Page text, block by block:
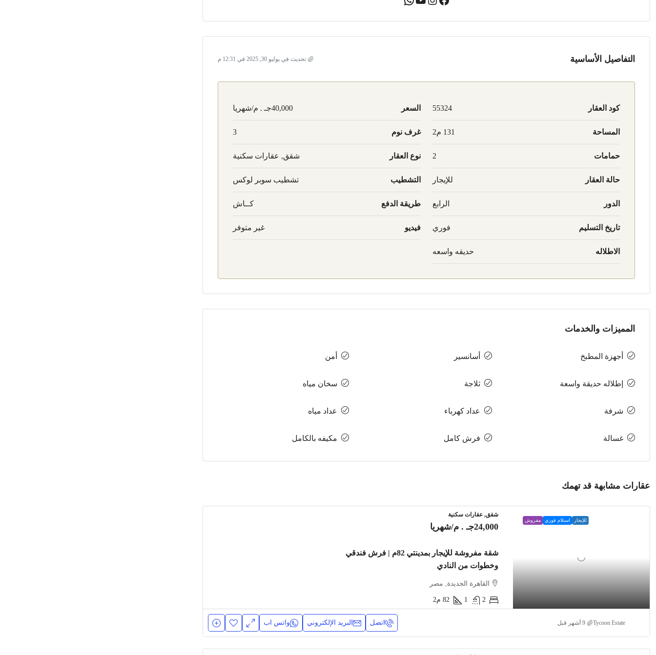
التفاصيل الأساسية تحديث في يوليو 30, 2025 في 12:31 م
كود العقار 55324 السعر 40,000جـ . م/شهريا
المساحة 131 م2 غرف نوم 3
حمامات 2 نوع العقار شقق, عقارات سكنية
حالة العقار للإيجار التشطيب تشطيب سوبر لوكس
الدور الرابع طريقة الدفع كــاش
تاريخ التسليم فوري فيديو غير متوفر
الاطلاله حديقه واسعه
المميزات والخدمات
أجهزة المطبخ أسانسير أمن
إطلاله حديقة واسعة ثلاجة سخان مياه
شرفة عداد كهرباء عداد مياه
غسالة فرش كامل مكيفه بالكامل
عقارات مشابهة قد تهمك
للإيجار استلام فوري مفروش
شقق, عقارات سكنية
24,000جـ . م /شهريا
شقة مفروشة للإيجار بمدينتي 82م | فرش فندقي
وخطوات من النادي
القاهرة الجديدة, مصر
2
1
82 م2
Tycoon Estate اتصل البريد الإلكتروني واتس اب